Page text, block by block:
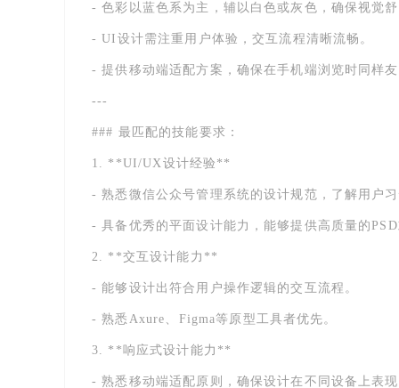
- 色彩以蓝色系为主，辅以白色或灰色，确保视觉舒
- UI设计需注重用户体验，交互流程清晰流畅。
- 提供移动端适配方案，确保在手机端浏览时同样友
---
### 最匹配的技能要求：
1. **UI/UX设计经验**
- 熟悉微信公众号管理系统的设计规范，了解用户习
- 具备优秀的平面设计能力，能够提供高质量的PSD
2. **交互设计能力**
- 能够设计出符合用户操作逻辑的交互流程。
- 熟悉Axure、Figma等原型工具者优先。
3. **响应式设计能力**
- 熟悉移动端适配原则，确保设计在不同设备上表现